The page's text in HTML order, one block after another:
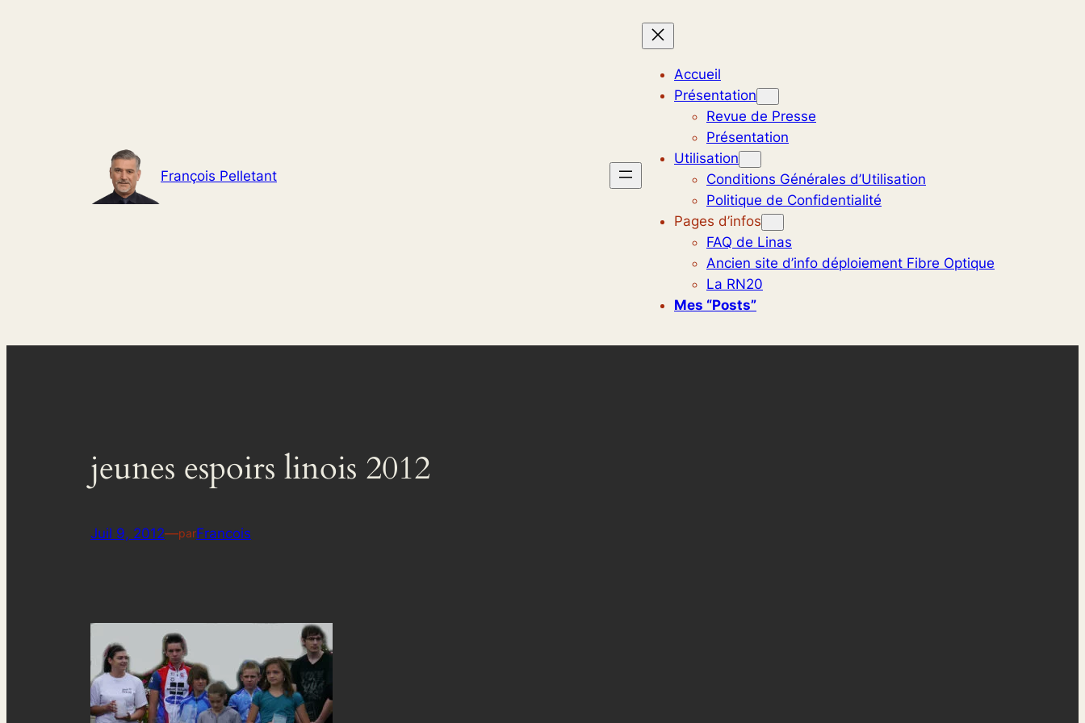
François Pelletant
Accueil
Présentation
Revue de Presse
Présentation
Utilisation
Conditions Générales d’Utilisation
Politique de Confidentialité
Pages d’infos
FAQ de Linas
Ancien site d’info déploiement Fibre Optique
La RN20
Mes “posts”
jeunes espoirs linois 2012
Juil 9, 2012—parFrancois